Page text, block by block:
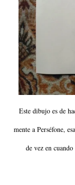
Este dibujo es de
mente a Perséfone,
de vez en